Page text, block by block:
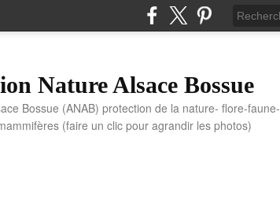
Nature Alsace Bossue
Bossue (ANAB) protection de la nature- flore-faune-
(faire un clic pour agrandir les photos)